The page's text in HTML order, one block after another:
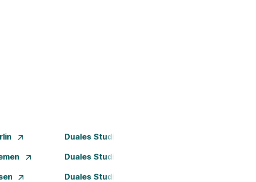
Duales Studium Bielefeld
Duales Studium Dortmund
Duales Studium Frankfurt am